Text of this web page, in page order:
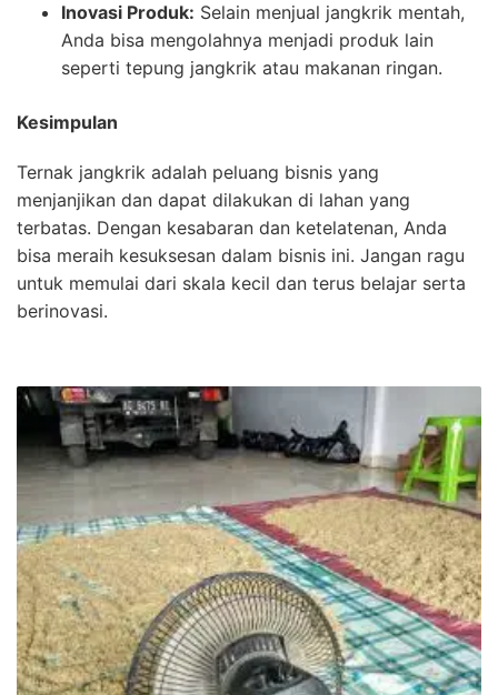
Inovasi Produk: Selain menjual jangkrik mentah,
Anda bisa mengolahnya menjadi produk lain
seperti tepung jangkrik atau makanan ringan.
Kesimpulan
Ternak jangkrik adalah peluang bisnis yang
menjanjikan dan dapat dilakukan di lahan yang
terbatas. Dengan kesabaran dan ketelatenan, Anda
bisa meraih kesuksesan dalam bisnis ini. Jangan ragu
untuk memulai dari skala kecil dan terus belajar serta
berinovasi.